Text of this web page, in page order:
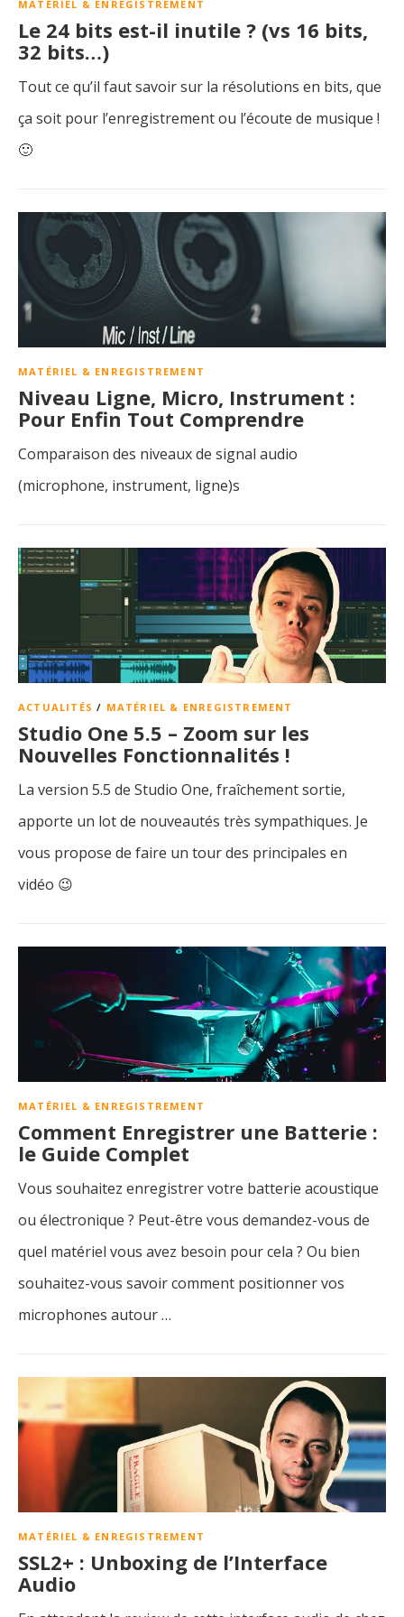
MATÉRIEL & ENREGISTREMENT
Le 24 bits est-il inutile ? (vs 16 bits,
32 bits…)
Tout ce qu’il faut savoir sur la résolutions en bits, que
ça soit pour l’enregistrement ou l’écoute de musique !
🙂
MATÉRIEL & ENREGISTREMENT
Niveau Ligne, Micro, Instrument :
Pour Enfin Tout Comprendre
Comparaison des niveaux de signal audio
(microphone, instrument, ligne)s
ACTUALITÉS / MATÉRIEL & ENREGISTREMENT
Studio One 5.5 – Zoom sur les
Nouvelles Fonctionnalités !
La version 5.5 de Studio One, fraîchement sortie,
apporte un lot de nouveautés très sympathiques. Je
vous propose de faire un tour des principales en
vidéo 😉
MATÉRIEL & ENREGISTREMENT
Comment Enregistrer une Batterie :
le Guide Complet
Vous souhaitez enregistrer votre batterie acoustique
ou électronique ? Peut-être vous demandez-vous de
quel matériel vous avez besoin pour cela ? Ou bien
souhaitez-vous savoir comment positionner vos
microphones autour …
MATÉRIEL & ENREGISTREMENT
SSL2+ : Unboxing de l’Interface
Audio